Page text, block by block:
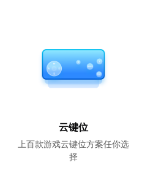
云键位
上百款游戏云键位方案任你选
择